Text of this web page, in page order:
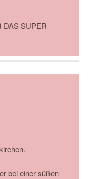
DAS SUPER
bei einer süßen